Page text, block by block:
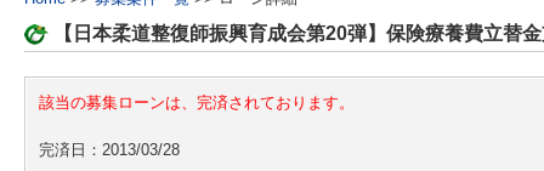
【日本柔道整復師振興育成会第20弾】保険療養費立替
該当の募集ローンは、完済されております。
完済日：2013/03/28